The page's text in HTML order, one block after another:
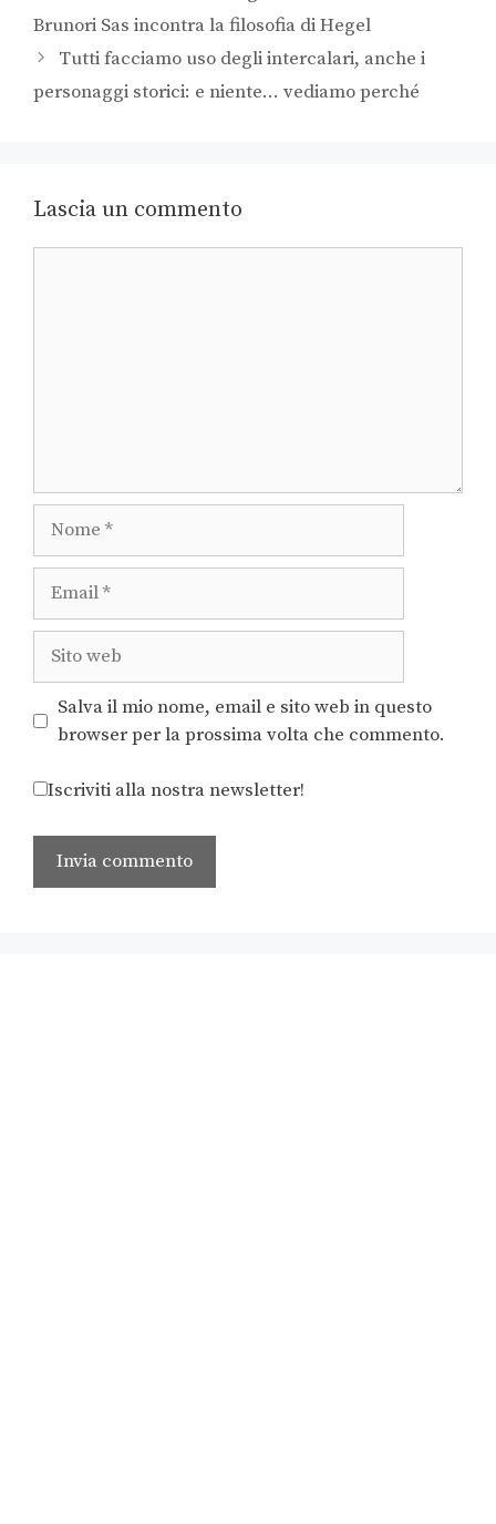
Brunori Sas incontra la filosofia di Hegel
Tutti facciamo uso degli intercalari, anche i
personaggi storici: e niente… vediamo perché
Lascia un commento
Salva il mio nome, email e sito web in questo
browser per la prossima volta che commento.
Iscriviti alla nostra newsletter!